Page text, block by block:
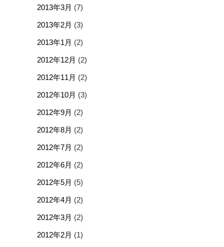
2013年3月 (7)
2013年2月 (3)
2013年1月 (2)
2012年12月 (2)
2012年11月 (2)
2012年10月 (3)
2012年9月 (2)
2012年8月 (2)
2012年7月 (2)
2012年6月 (2)
2012年5月 (5)
2012年4月 (2)
2012年3月 (2)
2012年2月 (1)